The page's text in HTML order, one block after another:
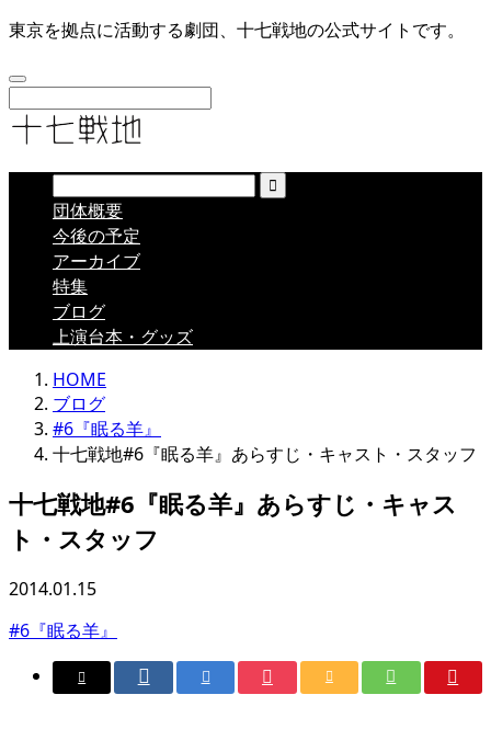
東京を拠点に活動する劇団、十七戦地の公式サイトです。
団体概要
今後の予定
アーカイブ
特集
ブログ
上演台本・グッズ
HOME
ブログ
#6『眠る羊』
十七戦地#6『眠る羊』あらすじ・キャスト・スタッフ
十七戦地#6『眠る羊』あらすじ・キャス
ト・スタッフ
2014.01.15
#6『眠る羊』